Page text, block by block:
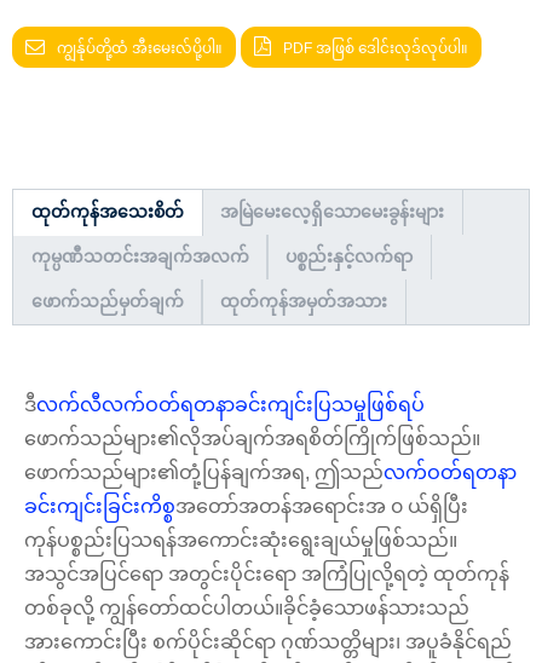
ကျွန်ုပ်တို့ထံ အီးမေးလ်ပို့ပါ။ PDF အဖြစ် ဒေါင်းလုဒ်လုပ်ပါ။
ထုတ်ကုန်အသေးစိတ် အမြဲမေးလေ့ရှိသောမေးခွန်းများ
ကုမ္ပဏီသတင်းအချက်အလက် ပစ္စည်းနှင့်လက်ရာ
ဖောက်သည်မှတ်ချက် ထုတ်ကုန်အမှတ်အသား
ဒီလက်လီလက်ဝတ်ရတနာခင်းကျင်းပြသမှုဖြစ်ရပ်
ဖောက်သည်များ၏လိုအပ်ချက်အရစိတ်ကြိုက်ဖြစ်သည်။
ဖောက်သည်များ၏တုံ့ပြန်ချက်အရ, ဤသည်လက်ဝတ်ရတနာ
ခင်းကျင်းခြင်းကိစ္စအတော်အတန်အရောင်းအ ၀ ယ်ရှိပြီး
ကုန်ပစ္စည်းပြသရန်အကောင်းဆုံးရွေးချယ်မှုဖြစ်သည်။
အသွင်အပြင်ရော အတွင်းပိုင်းရော အကြံပြုလို့ရတဲ့ ထုတ်ကုန်
တစ်ခုလို့ ကျွန်တော်ထင်ပါတယ်။ခိုင်ခံ့သောဖန်သားသည်
အားကောင်းပြီး စက်ပိုင်းဆိုင်ရာ ဂုဏ်သတ္တိများ၊ အပူခံနိုင်ရည်